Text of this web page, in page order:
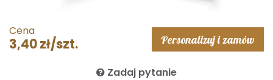
Cena
3,40 zł/szt. Personalizuj i zamów
Zadaj pytanie